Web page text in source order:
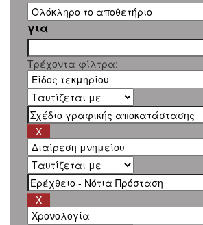
για
Τρέχοντα φίλτρα: